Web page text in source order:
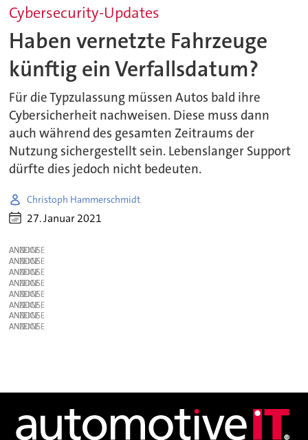
Cybersecurity-Updates
Haben vernetzte Fahrzeuge
künftig ein Verfallsdatum?
Für die Typzulassung müssen Autos bald ihre
Cybersicherheit nachweisen. Diese muss dann
auch während des gesamten Zeitraums der
Nutzung sichergestellt sein. Lebenslanger Support
dürfte dies jedoch nicht bedeuten.
Christoph Hammerschmidt
27. Januar 2021
ANZEIGE
ANZEIGE
ANZEIGE
ANZEIGE
ANZEIGE
ANZEIGE
ANZEIGE
ANZEIGE